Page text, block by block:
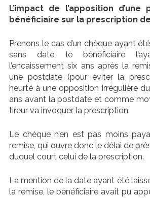
L’impact de l’apposition
bénéficiaire sur la prescription
Prenons le cas d’un chèque ayant
sans date, le bénéficiaire
l’encaissement six ans après la
une postdate (pour éviter la
heurté à une opposition irrégulière
ans avant la postdate et comme
tireur va invoquer la prescription.
Le chèque n’en est pas moins
remise, qui ouvre donc le délai de
duquel court celui de la prescription.
La mention de la date ayant été
la remise, le bénéficiaire avait pu